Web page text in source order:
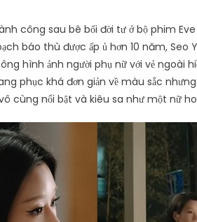
công sau bê bối đời tư ở bộ phim
báo thù được ấp ủ hơn 10 năm, Seo
hình ảnh người phụ nữ với vẻ ngoài
phục khá đơn giản về màu sắc nhưng
cùng nổi bật và kiêu sa như một nữ